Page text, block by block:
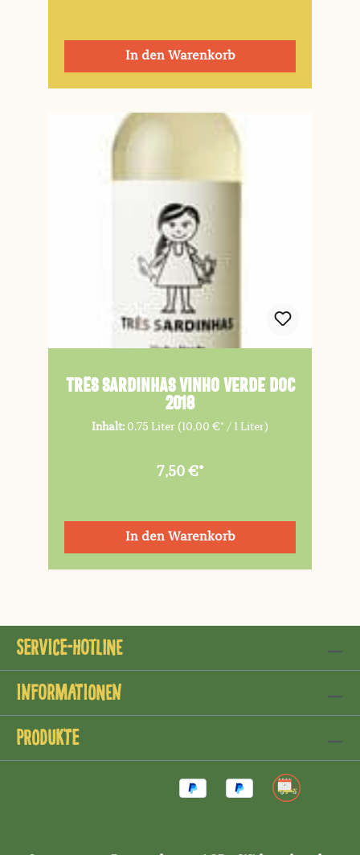
In den Warenkorb
TRÊS SARDINHAS Vinho Verde DOC
2018
Inhalt: 0.75 Liter (10,00 €* / 1 Liter)
7,50 €*
In den Warenkorb
Service-Hotline
Informationen
Produkte